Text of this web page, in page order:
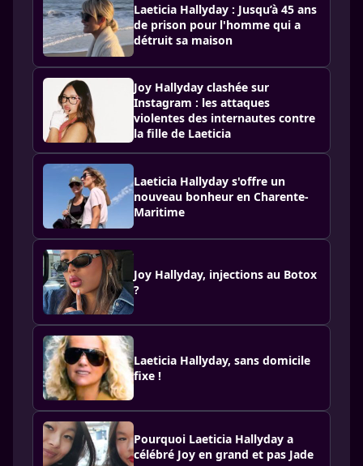
Laeticia Hallyday : Jusqu’à 45 ans
de prison pour l'homme qui a
détruit sa maison
Joy Hallyday clashée sur
Instagram : les attaques
violentes des internautes contre
la fille de Laeticia
Laeticia Hallyday s'offre un
nouveau bonheur en Charente-
Maritime
Joy Hallyday, injections au Botox
?
Laeticia Hallyday, sans domicile
fixe !
Pourquoi Laeticia Hallyday a
célébré Joy en grand et pas Jade